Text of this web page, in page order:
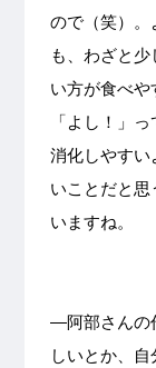
ので（笑）。
も、わざと
い方が食べ
「よし！」
消化しやすい
いことだと思
いますね。
—阿部さんの
しいとか、